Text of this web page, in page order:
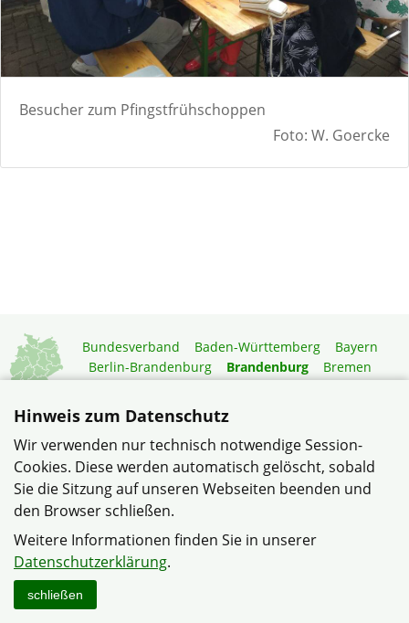
Besucher zum Pfingstfrühschoppen
Foto: W. Goercke
Bundesverband Baden-Württemberg
Bayern
Berlin-Brandenburg
Brandenburg
Bremen
Niedersachsen
Rheinland-Pfalz
Saarland
Sachsen-Anhalt
Schleswig-Holstein
Thüringen
Mitgliedermagazin
Gartenberatung
© Siedlergemeinschaft Birkenstein im Verband
Wohneigentum Landesverband Brandenburg e.V.
Datenschutzerklärung
Hinweis zum Datenschutz
Wir verwenden nur technisch notwendige Session-
Cookies. Diese werden automatisch gelöscht, sobald
Sie die Sitzung auf unseren Webseiten beenden und
den Browser schließen.
Weitere Informationen finden Sie in unserer
Datenschutzerklärung.
schließen